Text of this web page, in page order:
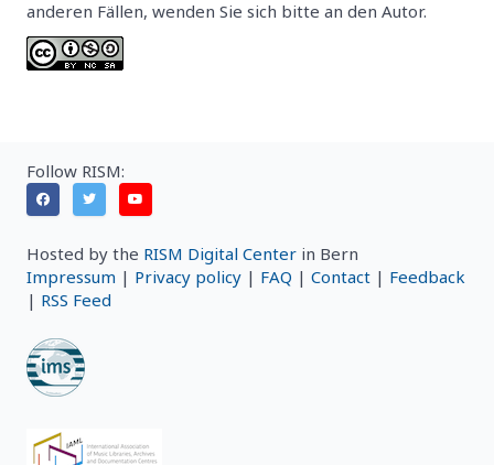
anderen Fällen, wenden Sie sich bitte an den Autor.
Follow RISM:
Hosted by the RISM Digital Center in Bern
Impressum | Privacy policy | FAQ | Contact | Feedback
| RSS Feed